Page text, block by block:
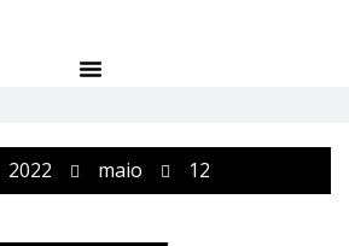
2022 maio 12